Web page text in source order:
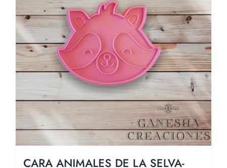
CARA ANIMALES DE LA SELVA-